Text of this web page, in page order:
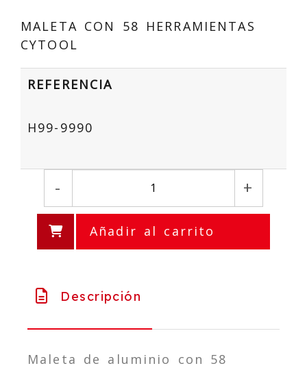
MALETA CON 58 HERRAMIENTAS
CYTOOL
REFERENCIA
H99-9990
- +
Añadir al carrito
Descripción
Maleta de aluminio con 58